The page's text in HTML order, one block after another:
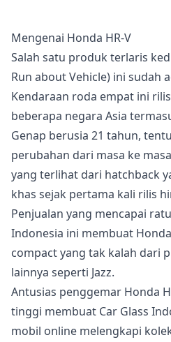
Mengenai Honda HR-V
Salah satu produk terlaris
Run about Vehicle) ini sudah
Kendaraan roda empat ini
beberapa negara Asia
Genap berusia 21 tahun,
perubahan dari masa ke
yang terlihat dari hatchback
khas sejak pertama kali rilis
Penjualan yang mencapai
Indonesia ini membuat
compact yang tak kalah dari
lainnya seperti Jazz.
Antusias penggemar Honda
tinggi membuat Car Glass
mobil online melengkapi